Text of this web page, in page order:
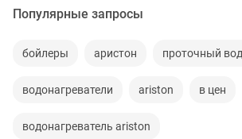
Популярные запросы
бойлеры аристон проточный
водонагреватели ariston в цен
водонагреватель ariston